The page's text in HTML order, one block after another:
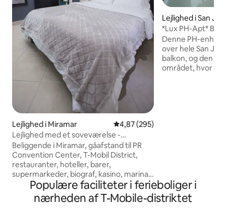
Lejlighed i Miramar 4,87 ud af 5 i gennemsnitlig
4,87 (295)
Lejlighed med et soveværelse -
Miramar/Convention Center
Beliggende i Miramar, gåafstand til PR
Convention Center, T-Mobil District,
restauranter, hoteller, barer,
supermarkeder, biograf, kasino, marina,
strande (Condado og Escambron) og Isla
Grande Lufthavn. *Bemærk, at der er et
byggeri ved siden af bygningen, der kan
Lejlighed i San
*Lux PH-Apt*
vaskemaskine/
24/7
Denne PH-
over hele San
balkon, og den
området, hvor
Populære faciliteter i ferieboliger i
nærheden af T-Mobile-distriktet